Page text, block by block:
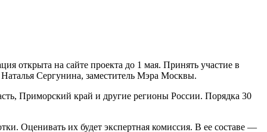
открыта на сайте проекта до 1 мая. Принять участие в
Сергунина, заместитель Мэра Москвы.
Приморский край и другие регионы России. Порядка 30
Оценивать их будет экспертная комиссия. В ее составе —